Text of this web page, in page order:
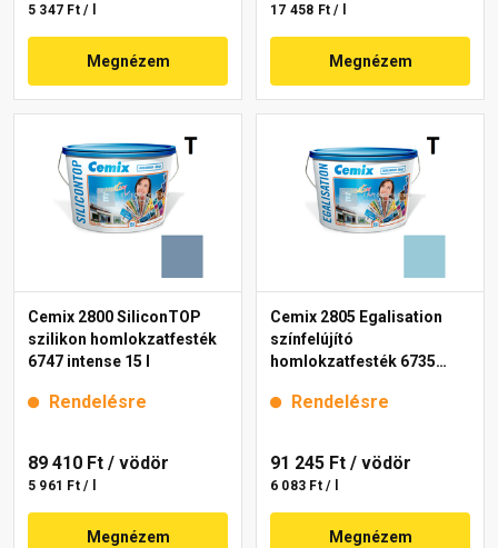
5 347 Ft / l
Megnézem
17 458 Ft / l
Megnézem
Cemix 2800 SiliconTOP
szilikon homlokzatfesték
6747 intense 15 l
Rendelésre
89 410 Ft / vödör
5 961 Ft / l
Megnézem
Cemix 2805 Egalisation
színfelújító
homlokzatfesték 6735
Rendelésre
91 245 Ft / vödör
6 083 Ft / l
Megnézem